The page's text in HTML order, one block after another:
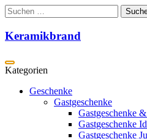
Zum
Inhalt
springen
Suchen
nach:
Keramikbrand
Geschenke
Gastgeschenke
Gastgeschenke
Gastgeschenke
Gastgeschenke